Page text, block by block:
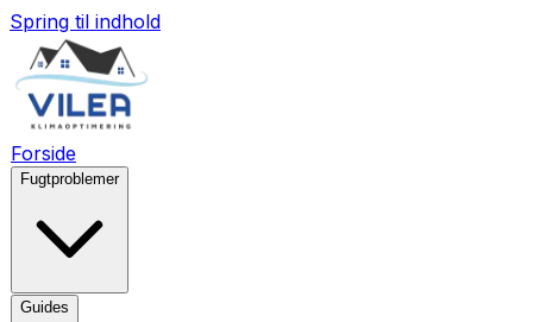
Spring til indhold
Forside
Fugtproblemer
Guides